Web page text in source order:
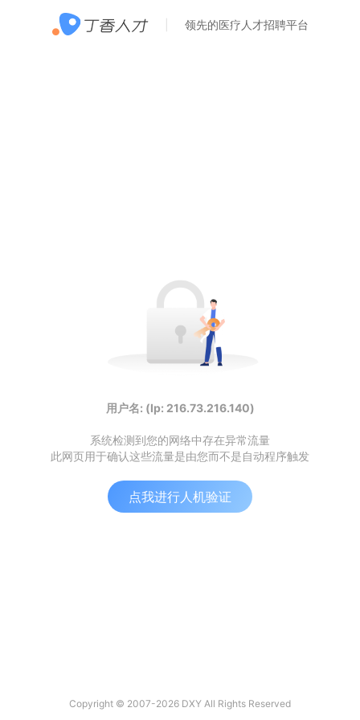
领先的医疗人才招聘平台
用户名: (Ip: 216.73.216.140)
系统检测到您的网络中存在异常流量
此网页用于确认这些流量是由您而不是自动程序触发
点我进行人机验证
Copyright © 2007-2026 DXY All Rights Reserved